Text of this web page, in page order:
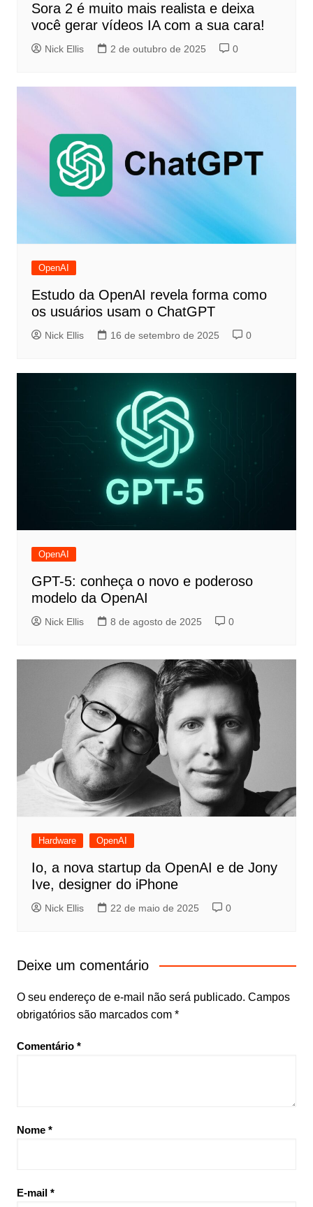
Sora 2 é muito mais realista e deixa
você gerar vídeos IA com a sua cara!
Nick Ellis 2 de outubro de 2025 0
OpenAI
Estudo da OpenAI revela forma como
os usuários usam o ChatGPT
Nick Ellis 16 de setembro de 2025 0
OpenAI
GPT-5: conheça o novo e poderoso
modelo da OpenAI
Nick Ellis 8 de agosto de 2025 0
Hardware OpenAI
Io, a nova startup da OpenAI e de Jony
Ive, designer do iPhone
Nick Ellis 22 de maio de 2025 0
Deixe um comentário
O seu endereço de e-mail não será publicado. Campos
obrigatórios são marcados com *
Comentário *
Nome *
E-mail *